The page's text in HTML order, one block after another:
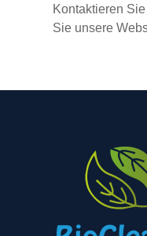
Kontaktieren
Sie unsere